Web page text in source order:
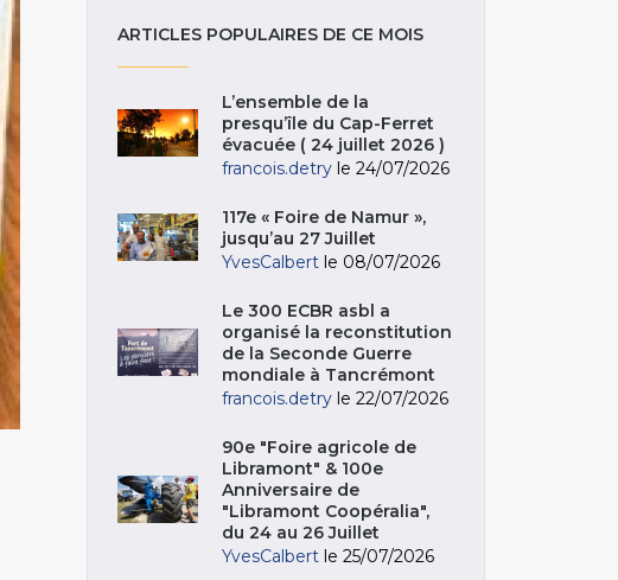
ARTICLES POPULAIRES DE CE MOIS
L’ensemble de la
presqu’île du Cap-Ferret
évacuée ( 24 juillet 2026 )
francois.detry le 24/07/2026
117e « Foire de Namur »,
jusqu’au 27 Juillet
YvesCalbert le 08/07/2026
Le 300 ECBR asbl a
organisé la reconstitution
de la Seconde Guerre
mondiale à Tancrémont
francois.detry le 22/07/2026
90e "Foire agricole de
Libramont" & 100e
Anniversaire de
"Libramont Coopéralia",
du 24 au 26 Juillet
YvesCalbert le 25/07/2026